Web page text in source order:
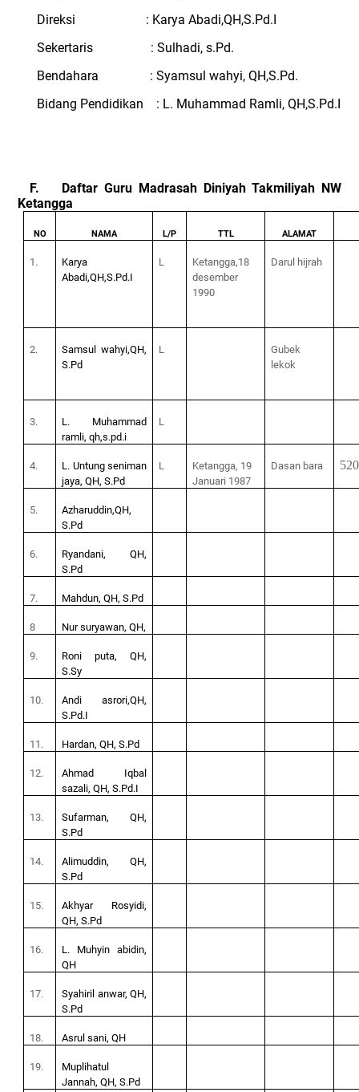
Direksi : Karya Abadi,QH,S.Pd.I
Sekertaris : Sulhadi, s.Pd.
Bendahara : Syamsul wahyi, QH,S.Pd.
Bidang Pendidikan : L. Muhammad Ramli, QH,S.Pd.I
Daftar Guru Madrasah Diniyah Takmiliyah NW
Ketangga
NO NAMA L/P TTL ALAMAT
1.
Karya
Abadi,QH,S.Pd.I
L
Ketangga,18
desember
1990
Darul hijrah
2.
Samsul wahyi,QH,
S.Pd
L
Gubek
lekok
3.
L. Muhammad
ramli, qh,s.pd.i
L
4.
L. Untung seniman
jaya, QH, S.Pd
L
Ketangga, 19
Januari 1987
Dasan bara
5.
Azharuddin,QH,
S.Pd
6.
Ryandani, QH,
S.Pd
7. Mahdun, QH, S.Pd
8 Nur suryawan, QH,
9.
Roni puta, QH,
S.Sy
10.
Andi asrori,QH,
S.Pd.I
11. Hardan, QH, S.Pd
12.
Ahmad Iqbal
sazali, QH, S.Pd.I
13.
Sufarman, QH,
S.Pd
14.
Alimuddin, QH,
S.Pd
15.
Akhyar Rosyidi,
QH, S.Pd
16.
L. Muhyin abidin,
QH
17.
Syahiril anwar, QH,
S.Pd
18. Asrul sani, QH
19.
Muplihatul
Jannah, QH, S.Pd